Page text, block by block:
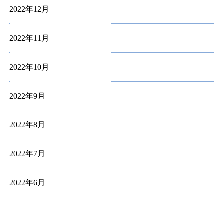
2022年12月
2022年11月
2022年10月
2022年9月
2022年8月
2022年7月
2022年6月